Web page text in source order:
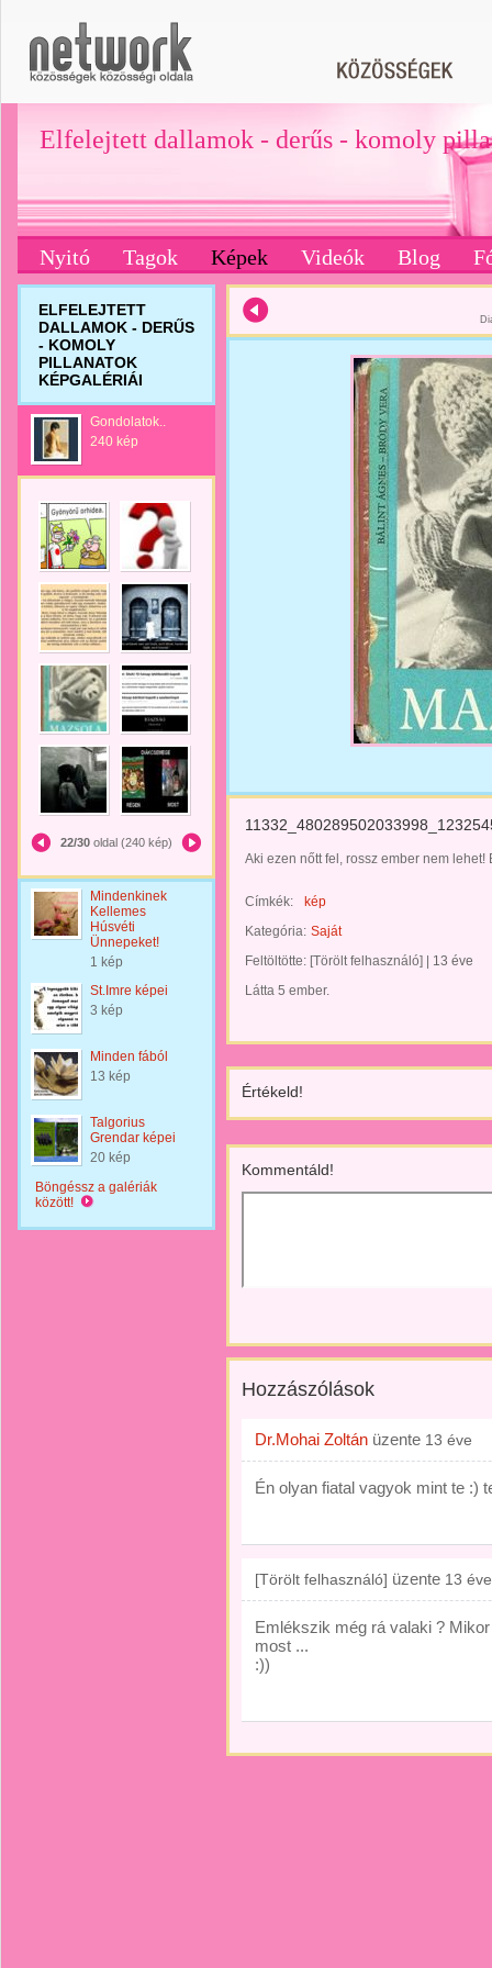
Elfelejtett dallamok - derűs - komoly
Nyitó Tagok Képek Videók Blog
ELFELEJTETT
DALLAMOK - DERŰS
- KOMOLY
PILLANATOK
KÉPGALÉRIÁI
Gondolatok..
240 kép
22/30 oldal (240 kép)
Mindenkinek
Kellemes
Húsvéti
Ünnepeket!
1 kép
St.Imre képei
3 kép
Minden fából
13 kép
Talgorius
Grendar képei
20 kép
Böngéssz a galériák
között!
Aki ezen nőtt fel, rossz ember nem lehet!
Címkék:
kép
Kategória: Saját
Feltöltötte: [Törölt felhasználó]
13 éve
Látta 5 ember.
Értékeld!
Kommentáld!
Hozzászólások
Dr.Mohai Zoltán üzente 13 éve
Én olyan fiatal vagyok mint te :)
[Törölt felhasználó] üzente 13 éve
Emlékszik még rá valaki ?
most ...
:))